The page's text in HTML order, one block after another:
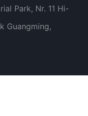
Park, Nr. 11 Hi-
Guangming,